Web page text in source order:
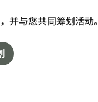
并与您共同筹划活动。